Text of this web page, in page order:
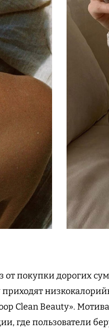
от покупки дорогих
Clean Beauty».
где пользователи